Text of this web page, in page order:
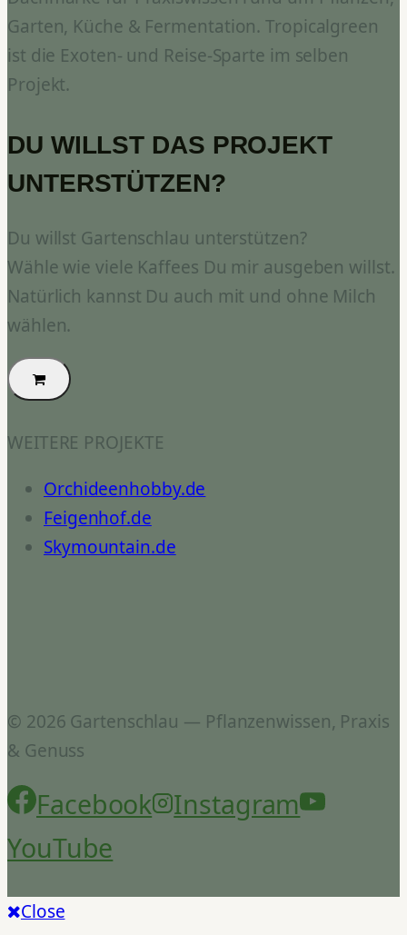
Garten, Küche & Fermentation. Tropicalgreen
ist die Exoten- und Reise-Sparte im selben
Projekt.
DU WILLST DAS PROJEKT
UNTERSTÜTZEN?
Du willst Gartenschlau unterstützen?
Wähle wie viele Kaffees Du mir ausgeben willst.
Natürlich kannst Du auch mit und ohne Milch
wählen.
WEITERE PROJEKTE
Orchideenhobby.de
Feigenhof.de
Skymountain.de
© 2026 Gartenschlau — Pflanzenwissen, Praxis
& Genuss
Facebook
Instagram
YouTube
Close